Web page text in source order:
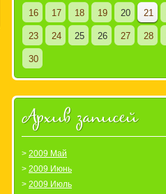
16 17 18 19 20 21
23 24 25 26 27 28
30
Архив записей
2009 Май
2009 Июнь
2009 Июль